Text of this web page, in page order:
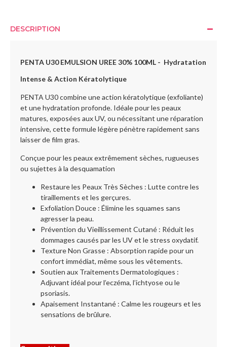
DESCRIPTION
PENTA U30 EMULSION UREE 30% 100ML - Hydratation
Intense & Action Kératolytique
PENTA U30 combine une action kératolytique (exfoliante)
et une hydratation profonde. Idéale pour les peaux
matures, exposées aux UV, ou nécessitant une réparation
intensive, cette formule légère pénètre rapidement sans
laisser de film gras.
Conçue pour les peaux extrêmement sèches, rugueuses
ou sujettes à la desquamation
Restaure les Peaux Très Sèches : Lutte contre les
tiraillements et les gerçures.
Exfoliation Douce : Élimine les squames sans
agresser la peau.
Prévention du Vieillissement Cutané : Réduit les
dommages causés par les UV et le stress oxydatif.
Texture Non Grasse : Absorption rapide pour un
confort immédiat, même sous les vêtements.
Soutien aux Traitements Dermatologiques :
Adjuvant idéal pour l’eczéma, l’ichtyose ou le
psoriasis.
Apaisement Instantané : Calme les rougeurs et les
sensations de brûlure.